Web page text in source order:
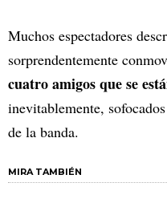
Muchos espectadores
sorprendentemente
cuatro amigos que se
inevitablemente,
de la banda.
MIRA TAMBIÉN